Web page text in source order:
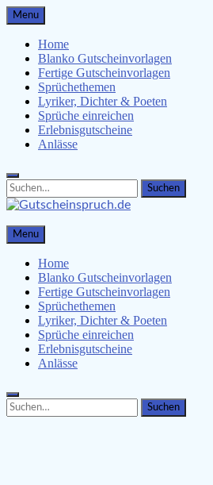
Skip
to
content
Menu
Home
Blanko Gutscheinvorlagen
Fertige Gutscheinvorlagen
Sprüchethemen
Lyriker, Dichter & Poeten
Sprüche einreichen
Erlebnisgutscheine
Anlässe
Search
for:
Search
Gutscheinspruch.de
Gutscheinsprüche &
Menu
Home
Blanko Gutscheinvorlagen
Fertige Gutscheinvorlagen
Sprüchethemen
Lyriker, Dichter & Poeten
Sprüche einreichen
Erlebnisgutscheine
Anlässe
Search
for:
Search